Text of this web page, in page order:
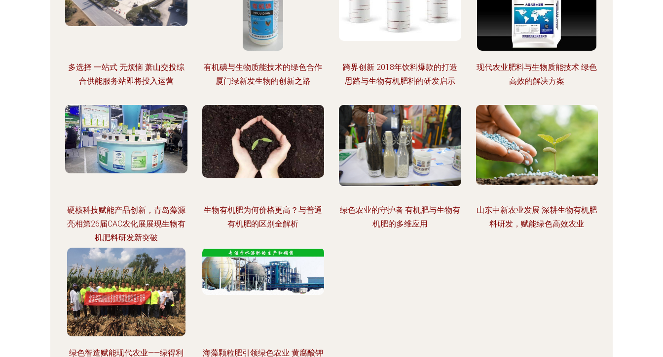
多选择 一站式 无烦恼 萧山交投综
合供能服务站即将投入运营
有机碘与生物质能技术的绿色合作
厦门绿新发生物的创新之路
跨界创新 2018年饮料爆款的打造
思路与生物有机肥料的研发启示
现代农业肥料与生物质能技术 绿色
高效的解决方案
硬核科技赋能产品创新，青岛藻源
亮相第26届CAC农化展展现生物有
机肥料研发新突破
生物有机肥为何价格更高？与普通
有机肥的区别全解析
绿色农业的守护者 有机肥与生物有
机肥的多维应用
山东中新农业发展 深耕生物有机肥
料研发，赋能绿色高效农业
绿色智造赋能现代农业——绿得利 海藻颗粒肥引领绿色农业 黄腐酸钾